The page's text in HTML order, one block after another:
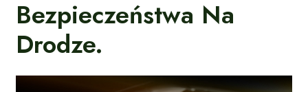
Bezpieczeństwa Na
Drodze.